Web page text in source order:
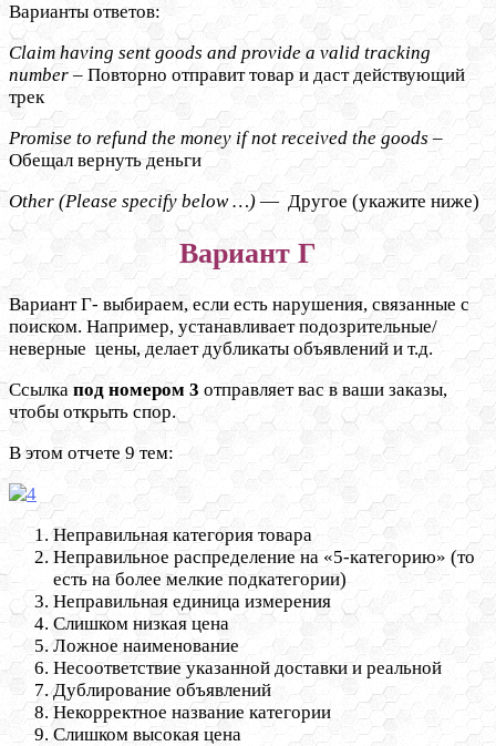
Варианты ответов:
Claim having sent goods and provide a valid tracking
number– Повторно отправит товар и даст действующий
трек
Promise to refund the money if not received the goods–
Обещал вернуть деньги
Other (Please specify below …)— Другое (укажите ниже)
Вариант Г
Вариант Г- выбираем, если есть нарушения, связанные с
поиском. Например, устанавливает подозрительные/
неверные цены, делает дубликаты объявлений и т.д.
Ссылка под номером 3 отправляет вас в ваши заказы,
чтобы открыть спор.
В этом отчете 9 тем:
Неправильная категория товара
Неправильное распределение на «5-категорию» (то
есть на более мелкие подкатегории)
Неправильная единица измерения
Слишком низкая цена
Ложное наименование
Несоответствие указанной доставки и реальной
Дублирование объявлений
Некорректное название категории
Слишком высокая цена